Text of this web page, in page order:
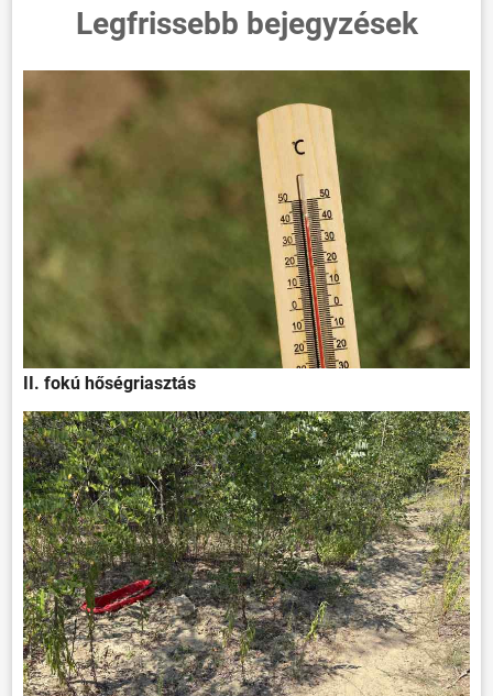
Legfrissebb bejegyzések
II. fokú hőségriasztás